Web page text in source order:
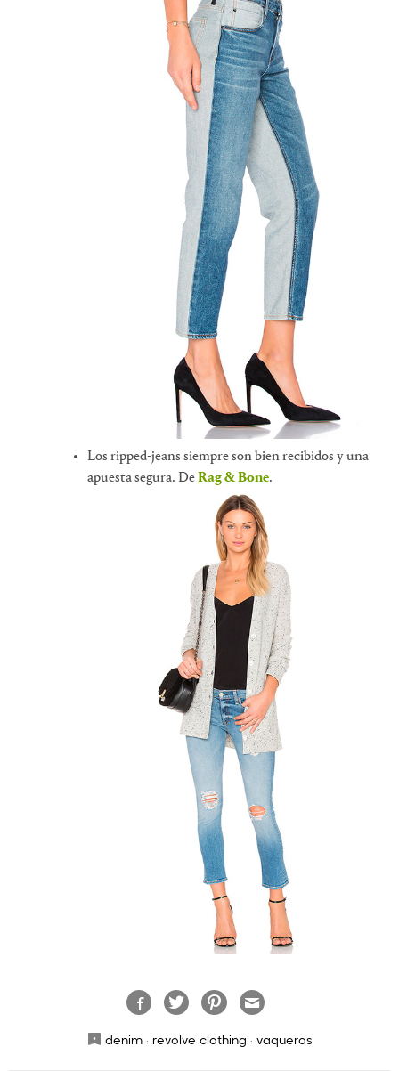
Los ripped-jeans siempre son bien recibidos y una
apuesta segura. DeRag & Bone.
denim· revolve clothing · vaqueros